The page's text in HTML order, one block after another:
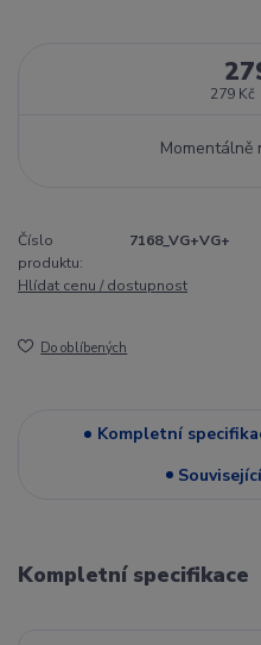
279 Kč
Momentálně
Číslo
produktu:
7168_VG+VG+
Hlídat cenu / dostupnost
Do oblíbených
Kompletní
Kompletní specifikace